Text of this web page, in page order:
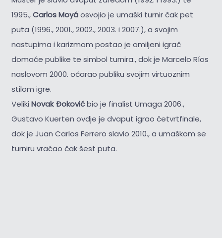
1995.,Carlos Moyáosvojio je umaški turnir čak pet
puta (1996., 2001., 2002., 2003. i 2007.), a svojim
nastupima i karizmom postao je omiljeni igrač
domaće publike te simbol turnira., dok je Marcelo Ríos
naslovom 2000. očarao publiku svojim virtuoznim
stilom igre.
Veliki Novak Đokovićbio je finalist Umaga 2006.,
Gustavo Kuerten ovdje je dvaput igrao četvrtfinale,
dok je Juan Carlos Ferrero slavio 2010., a umaškom se
turniru vraćao čak šest puta.